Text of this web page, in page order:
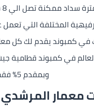
المختلفة التي
في كمبوند يقدم لك كل
وبمقدم 5% فقط.
معمار المرشدي